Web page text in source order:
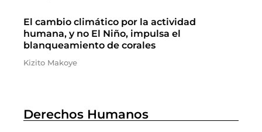
El cambio climático por la actividad
humana, y no El Niño, impulsa el
blanqueamiento de corales
Kizito Makoye
Derechos Humanos